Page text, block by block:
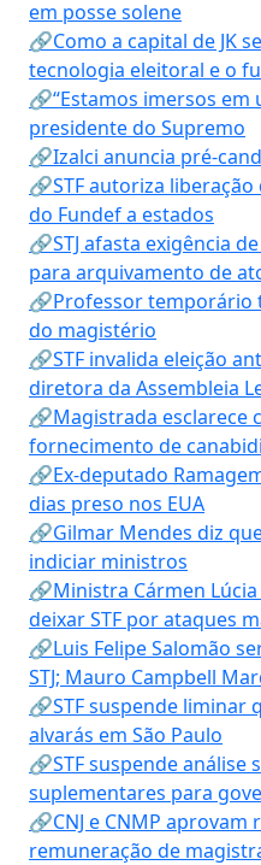
em posse solene
🔗Como a capital de JK
tecnologia eleitoral e o
🔗“Estamos imersos em
presidente do Supremo
🔗Izalci anuncia pré-
🔗STF autoriza
do Fundef a estados
🔗STJ afasta exigência
para arquivamento de
🔗Professor temporário
do magistério
🔗STF invalida eleição
diretora da Assembleia
🔗Magistrada esclarece
fornecimento de
🔗Ex-deputado
dias preso nos EUA
🔗Gilmar Mendes diz
indiciar ministros
🔗Ministra Cármen
deixar STF por ataques
🔗Luis Felipe Salomão
STJ; Mauro Campbell
🔗STF suspende liminar
alvarás em São Paulo
🔗STF suspende análise
suplementares para
🔗CNJ e CNMP
remuneração de